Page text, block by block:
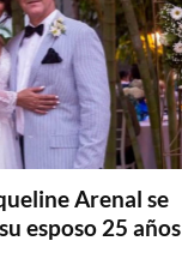
Arenal se
esposo 25 años